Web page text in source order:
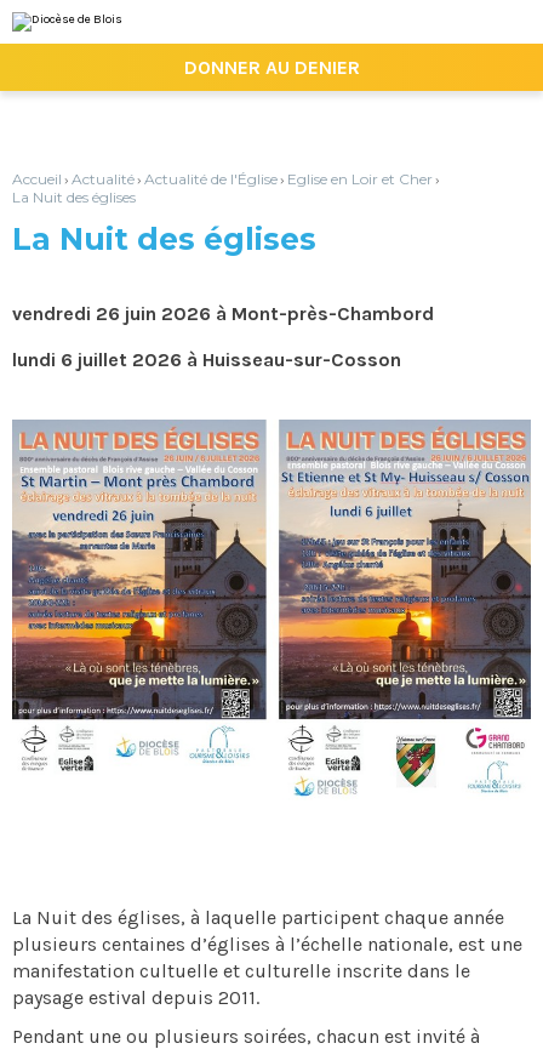
au
contenu.
la
personnels
DONNER AU DENIER
Accueil › Actualité› Actualité de l'Église› Eglise en Loir et Cher›
La Nuit des églises
La Nuit des églises
vendredi 26 juin 2026 à Mont-près-Chambord
lundi 6 juillet 2026 à Huisseau-sur-Cosson
La Nuit des églises, à laquelle participent chaque année
plusieurs centaines d’églises à l’échelle nationale, est une
manifestation cultuelle et culturelle inscrite dans le
paysage estival depuis 2011.
Pendant une ou plusieurs soirées, chacun est invité à